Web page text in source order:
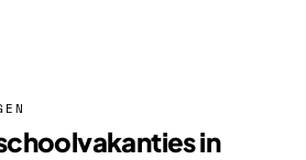
in